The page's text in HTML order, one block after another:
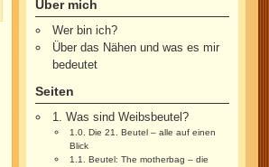
Über mich
Wer bin ich?
Über das Nähen und was es mir
bedeutet
Seiten
1. Was sind Weibsbeutel?
1.0. Die 21. Beutel – alle auf einen
Blick
1.1. Beutel: The motherbag – die